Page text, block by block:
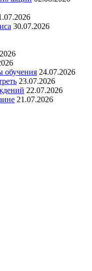
30.07.2026
обучения 24.07.2026
23.07.2026
22.07.2026
21.07.2026